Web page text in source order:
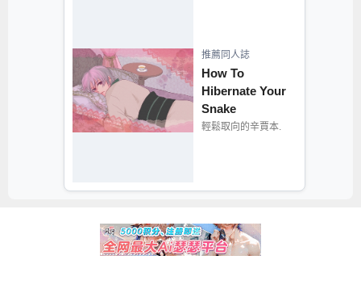
推薦同人誌
How To
Hibernate Your
Snake
輕鬆取向的辛賈本.